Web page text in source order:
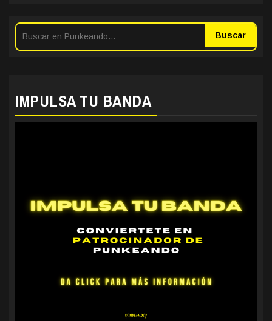
Buscar
IMPULSA TU BANDA